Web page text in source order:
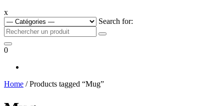
x
Search for:
0
Home / Products tagged “Mug”